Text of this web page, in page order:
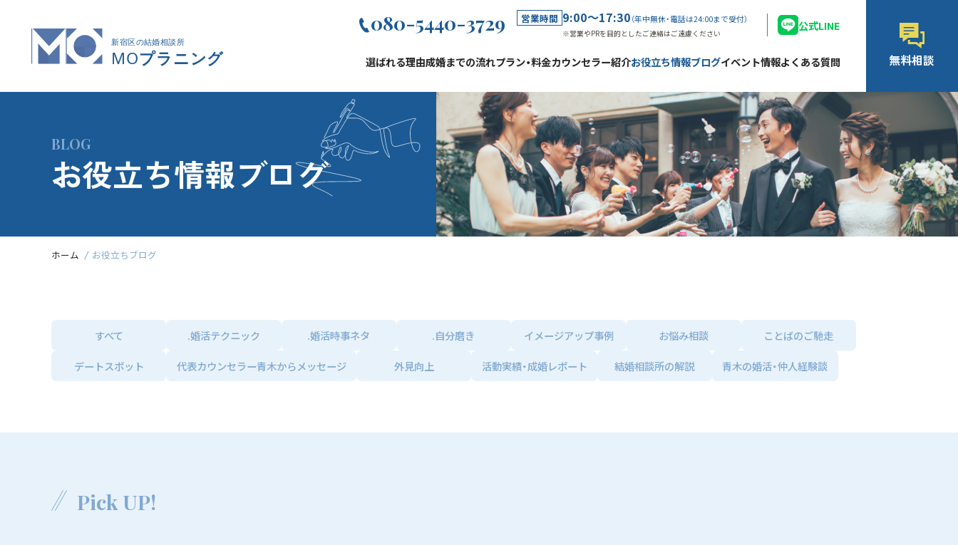
080-5440-3729 営業時間 9:00～17:30 （年中無休・電話は24:00まで受付）
※営業やPRを目的としたご連絡はご遠慮ください
公式LINE
選ばれる理由成婚までの流れプラン・料金カウンセラー紹介お役立ち情報ブログイベント情報よくある質問 無料相談
BLOG
お役立ち情報ブログ
ホーム お役立ちブログ
すべて .婚活テクニック .婚活時事ネタ .自分磨き イメージアップ事例 お悩み相談 ことばのご馳走
デートスポット 代表カウンセラー青木からメッセージ 外見向上 活動実績・成婚レポート 結婚相談所の解説 青木の婚活・仲人経験談
Pick UP!